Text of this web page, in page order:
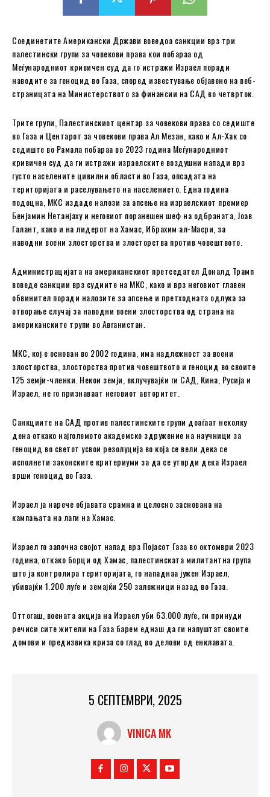
Соединетите Американски Држави воведоа санкции врз три
палестински групи за човекови права кои побараа од
Меѓународниот кривичен суд да го истражи Израел поради
наводите за геноцид во Газа, според известување објавено на веб-
страницата на Министерството за финансии на САД во четврток.
Трите групи, Палестинскиот центар за човекови права со седиште
во Газа и Центарот за човекови права Ал Мезан, како и Ал-Хак со
седиште во Рамала побараа во 2023 година Меѓународниот
кривичен суд да ги истражи израелските воздушни напади врз
густо населените цивилни области во Газа, опсадата на
територијата и раселувањето на населението. Една година
подоцна, МКС издаде налози за апсење на израелскиот премиер
Бенјамин Нетанјаху и неговиот поранешен шеф на одбраната, Јоав
Галант, како и на лидерот на Хамас, Ибрахим ал-Масри, за
наводни воени злосторства и злосторства против човештвото.
Администрацијата на американскиот претседател Доналд Трамп
воведе санкции врз судиите на МКС, како и врз неговиот главен
обвинител поради налозите за апсење и претходната одлука за
отворање случај за наводни воени злосторства од страна на
американските трупи во Авганистан.
МКС, кој е основан во 2002 година, има надлежност за воени
злосторства, злосторства против човештвото и геноцид во своите
125 земји-членки. Некои земји, вклучувајќи ги САД, Кина, Русија и
Израел, не го признаваат неговиот авторитет.
Санкциите на САД против палестинските групи доаѓаат неколку
дена откако најголемото академско здружение на научници за
геноцид во светот усвои резолуција во која се вели дека се
исполнети законските критериуми за да се утврди дека Израел
врши геноцид во Газа.
Израел ја нарече објавата срамна и целосно заснована на
кампањата на лаги на Хамас.
Израел го започна својот напад врз Појасот Газа во октомври 2023
година, откако борци од Хамас, палестинската милитантна група
што ја контролира територијата, го нападнаа јужен Израел,
убивајќи 1.200 луѓе и земајќи 250 заложници назад во Газа.
Оттогаш, воената акција на Израел уби 63.000 луѓе, ги принуди
речиси сите жители на Газа барем еднаш да ги напуштат своите
домови и предизвика криза со глад во делови од енклавата.
5 СЕПТЕМВРИ, 2025
VINICA MK